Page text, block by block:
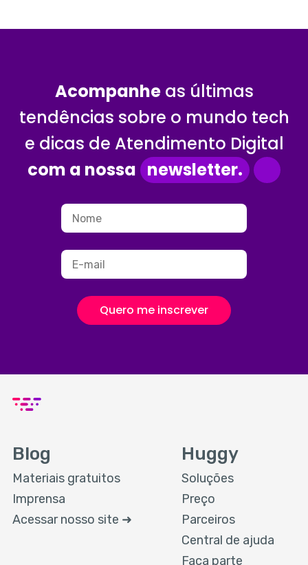
Acompanheas últimas
tendências sobre o mundo tech
e dicas de Atendimento Digital
com a nossa newsletter.
Quero me inscrever
Blog
Materiais gratuitos
Imprensa
Acessar nosso site ➜
Huggy
Soluções
Preço
Parceiros
Central de ajuda
Faça parte